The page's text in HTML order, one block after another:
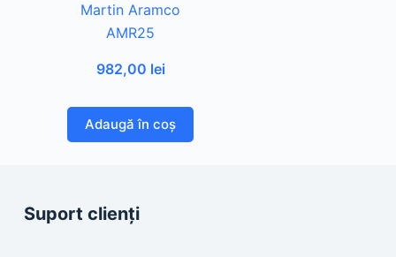
Martin Aramco
AMR25
982,00 lei
Adaugă în coș
Suport clienți